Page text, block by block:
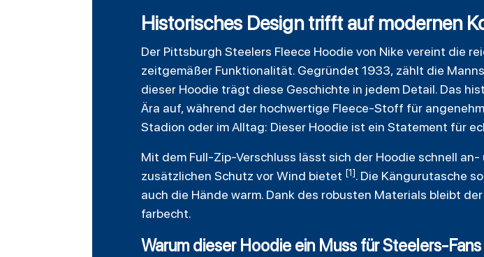
Historisches Design trifft auf modernen
Der Pittsburgh Steelers Fleece Hoodie von Nike vereint die
zeitgemäßer Funktionalität. Gegründet 1933, zählt die
dieser Hoodie trägt diese Geschichte in jedem Detail. Das
Ära auf, während der hochwertige Fleece-Stoff für
Stadion oder im Alltag: Dieser Hoodie ist ein Statement für
Mit dem Full-Zip-Verschluss lässt sich der Hoodie schnell
zusätzlichen Schutz vor Wind bietet [1]. Die Kängurutasche
auch die Hände warm. Dank des robusten Materials bleibt
farbecht.
Warum dieser Hoodie ein Muss für Steelers-